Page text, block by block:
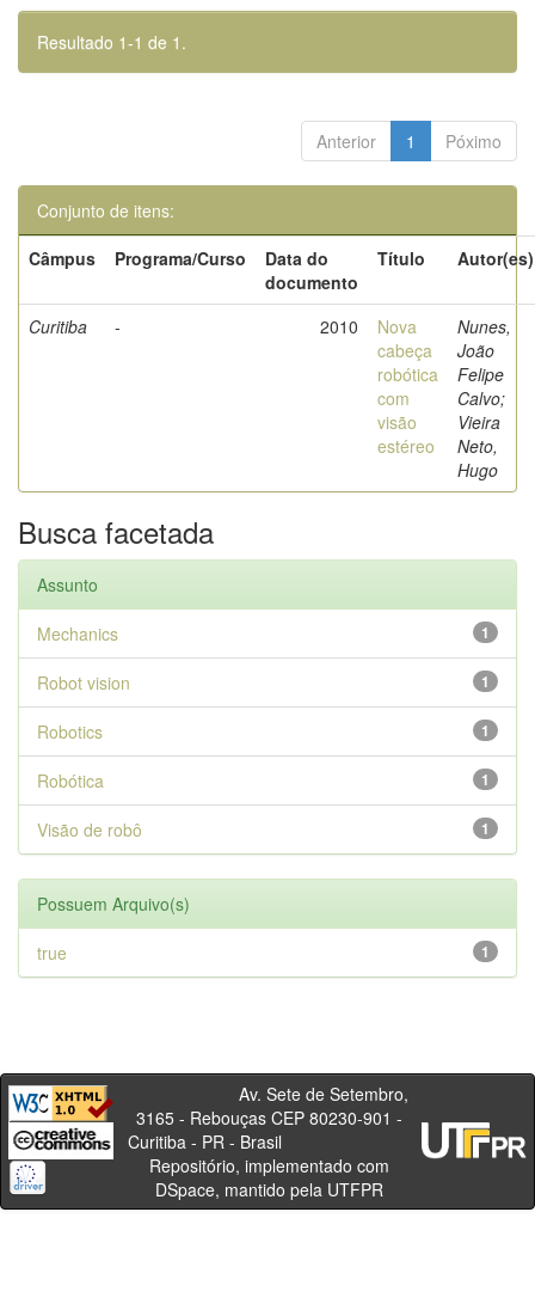
Resultado 1-1 de 1.
Anterior 1 Póximo
Conjunto de itens:
Câmpus
Programa/Curso
Data do
documento
Título Autor(es)
Curitiba - 2010
Nova
cabeça
robótica
com
visão
estéreo
Nunes,
João
Felipe
Calvo;
Vieira
Neto,
Hugo
Busca facetada
Assunto
1
Mechanics
1
Robot vision
1
Robotics
1
Robótica
1
Visão de robô
Possuem Arquivo(s)
1
true
Av. Sete de Setembro,
3165 - Rebouças CEP 80230-901 -
Curitiba - PR - Brasil
Repositório, implementado com
DSpace, mantido pela UTFPR